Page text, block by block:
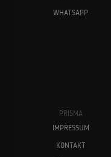
WHATSAPP
PRISMA
IMPRESSUM
KONTAKT